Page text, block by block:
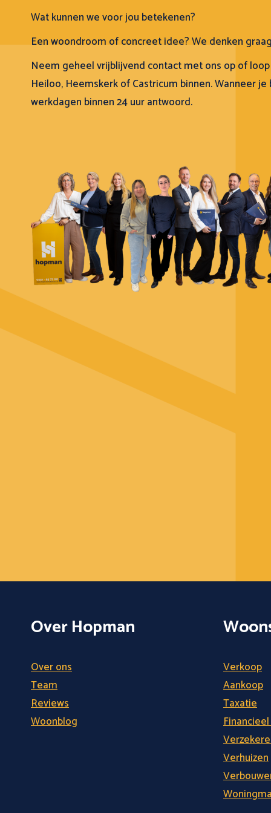
Wat kunnen we voor jou betekenen?
Een woondroom of concreet idee? We denken
Neem geheel vrijblijvend contact met ons op of
Heiloo, Heemskerk of Castricum binnen. Wanneer
werkdagen binnen 24 uur antwoord.
Over Hopman
Over ons
Team
Reviews
Woonblog
Verkoop
Aankoop
Taxatie
Verhuizen